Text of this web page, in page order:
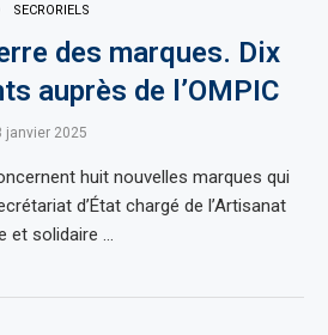
SECRORIELS
des marques. Dix
auprès de l’OMPIC
janvier 2025
huit nouvelles marques qui
d’État chargé de l’Artisanat
et solidaire …